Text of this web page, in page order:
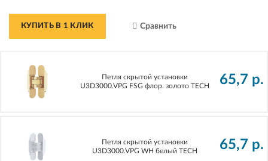
КУПИТЬ В 1 КЛИК Сравнить
Петля скрытой установки
U3D3000.VPG FSG флор. золото TECH
65,7 р.
Петля скрытой установки
U3D3000.VPG WH белый TECH
65,7 р.